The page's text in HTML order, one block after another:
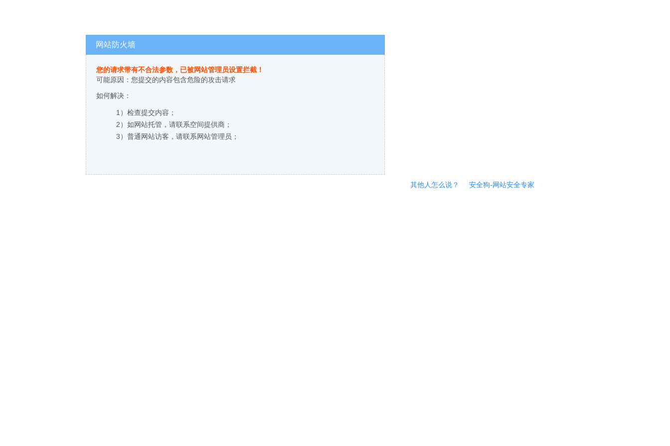
网站防火墙
您的请求带有不合法参数，已被网站管理员设置拦截！
可能原因：您提交的内容包含危险的攻击请求
如何解决：
1）检查提交内容；
2）如网站托管，请联系空间提供商；
3）普通网站访客，请联系网站管理员；
其他人怎么说？ 安全狗-网站安全专家